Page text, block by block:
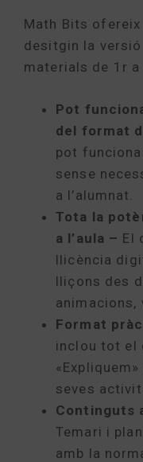
Math Bits
desitgin la
materials de 1r a
Pot
del format
pot
sense
a l’alumnat.
Tota la
a l’aula – El
llicència
lliçons des
animacions,
Format
inclou tot el
seves
Continguts
Temari i
amb la